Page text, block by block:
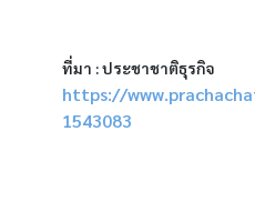
https://
1543083